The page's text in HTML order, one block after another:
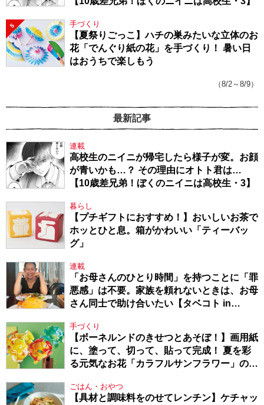
5 手づくり
【夏祭りごっこ】ハチの巣みたいな立体のお
花「でんぐり紙の花」を手づくり！ 暑い日
はおうちで楽しもう
（8/2～8/9）
最新記事
連載
高校生のニイニが帰宅したら様子が変。お顔
が青いかも…？ その理由にオトト君は…
【10歳差兄弟！ぼくのニイニは高校生・3】
暮らし
【プチギフトにおすすめ！】おいしいお茶で
ホッとひと息。箱がかわいい「ティーバッ
グ」
連載
「お母さんのひとり時間」を持つことに「罪
悪感」は不要。家族を頼れないときは、お母
さん同士で助け合いたい【タベコト in
手づくり
【ボーネルンドのきせつとあそぼ！】画用紙
に、塗って、切って、貼って完成！ 夏を彩
る元気なお花「カラフルサンフラワー」の作
ごはん・おやつ
【具材と調味料をのせてレンチン】ケチャッ